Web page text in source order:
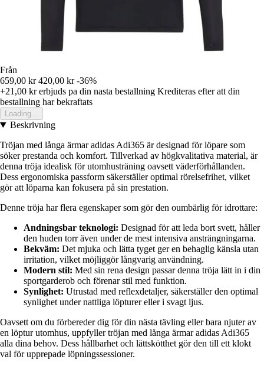
Från
659,00 kr 420,00 kr -36%
+21,00 krerbjuds pa din nasta bestallning Krediteras efter att din
bestallning har bekraftats
Loading...
Beskrivning
Tröjan med långa ärmar adidas Adi365 är designad för löpare som
söker prestanda och komfort. Tillverkad av högkvalitativa material, är
denna tröja idealisk för utomhusträning oavsett väderförhållanden.
Dess ergonomiska passform säkerställer optimal rörelsefrihet, vilket
gör att löparna kan fokusera på sin prestation.
Denne tröja har flera egenskaper som gör den oumbärlig för idrottare:
Andningsbar teknologi: Designad för att leda bort svett, håller
den huden torr även under de mest intensiva ansträngningarna.
Bekväm: Det mjuka och lätta tyget ger en behaglig känsla utan
irritation, vilket möjliggör långvarig användning.
Modern stil: Med sin rena design passar denna tröja lätt in i din
sportgarderob och förenar stil med funktion.
Synlighet: Utrustad med reflexdetaljer, säkerställer den optimal
synlighet under nattliga löpturer eller i svagt ljus.
Oavsett om du förbereder dig för din nästa tävling eller bara njuter av
en löptur utomhus, uppfyller tröjan med långa ärmar adidas Adi365
alla dina behov. Dess hållbarhet och lättskötthet gör den till ett klokt
val för upprepade löpningssessioner.